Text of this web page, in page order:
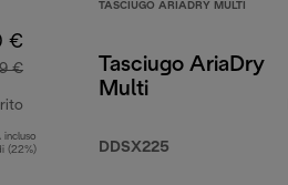
€
€
prezzo originale 949,99 €
incluso
(22%)
TASCIUGO ARIADRY MULTI
Tasciugo AriaDry
Multi
DDSX225